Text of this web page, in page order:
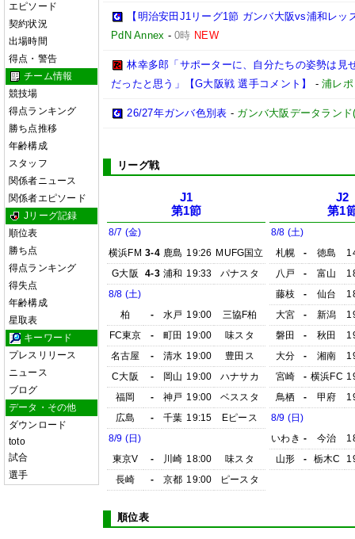
エピソード
契約状況
出場時間
得点・警告
チーム情報
競技場
得点ランキング
勝ち点推移
年齢構成
スタッフ
関係者ニュース
関係者エピソード
Jリーグ記録
順位表
勝ち点
得点ランキング
得失点
年齢構成
星取表
キーワード
プレスリリース
ニュース
ブログ
データ・その他
ダウンロード
toto
試合
選手
【明治安田J1リーグ1節 ガンバ大阪vs浦和レ
PdN Annex -0時 NEW
林幸多郎「サポーターに、自分たちの姿勢は見
だったと思う」【G大阪戦 選手コメント】
-浦レ
26/27年ガンバ色別表 - ガンバ大阪データラン
リーグ戦
J1
第1節
8/7 (金)
横浜FM 3-4 鹿島 19:26 MUFG国立
G大阪
4-3 浦和 19:33
パナスタ
8/8 (土)
柏
- 水戸 19:00
三協F柏
FC東京
- 町田 19:00
味スタ
名古屋
- 清水 19:00
豊田ス
C大阪
- 岡山 19:00
ハナサカ
福岡
- 神戸 19:00
ベススタ
広島
- 千葉 19:15
Eピース
8/9 (日)
東京V
- 川崎 18:00
味スタ
長崎
- 京都 19:00 ピースタ
J2
第1
8/8 (土)
札幌
- 徳島
八戸
- 富山
藤枝
- 仙台
大宮
- 新潟
磐田
- 秋田
大分
- 湘南
宮崎
- 横浜FC
鳥栖
- 甲府
8/9 (日)
いわき - 今治
山形
- 栃木C
順位表